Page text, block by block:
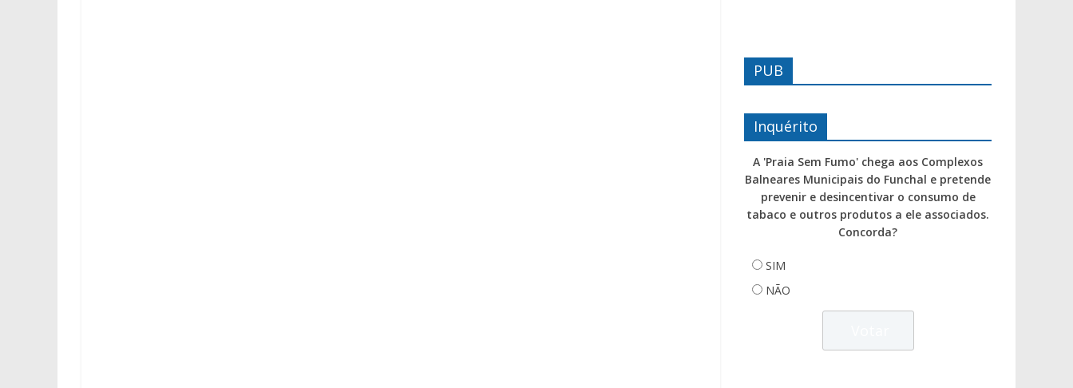
PUB
Inquérito
A 'Praia Sem Fumo' chega aos Complexos
Balneares Municipais do Funchal e pretende
prevenir e desincentivar o consumo de
tabaco e outros produtos a ele associados.
Concorda?
SIM
NÃO